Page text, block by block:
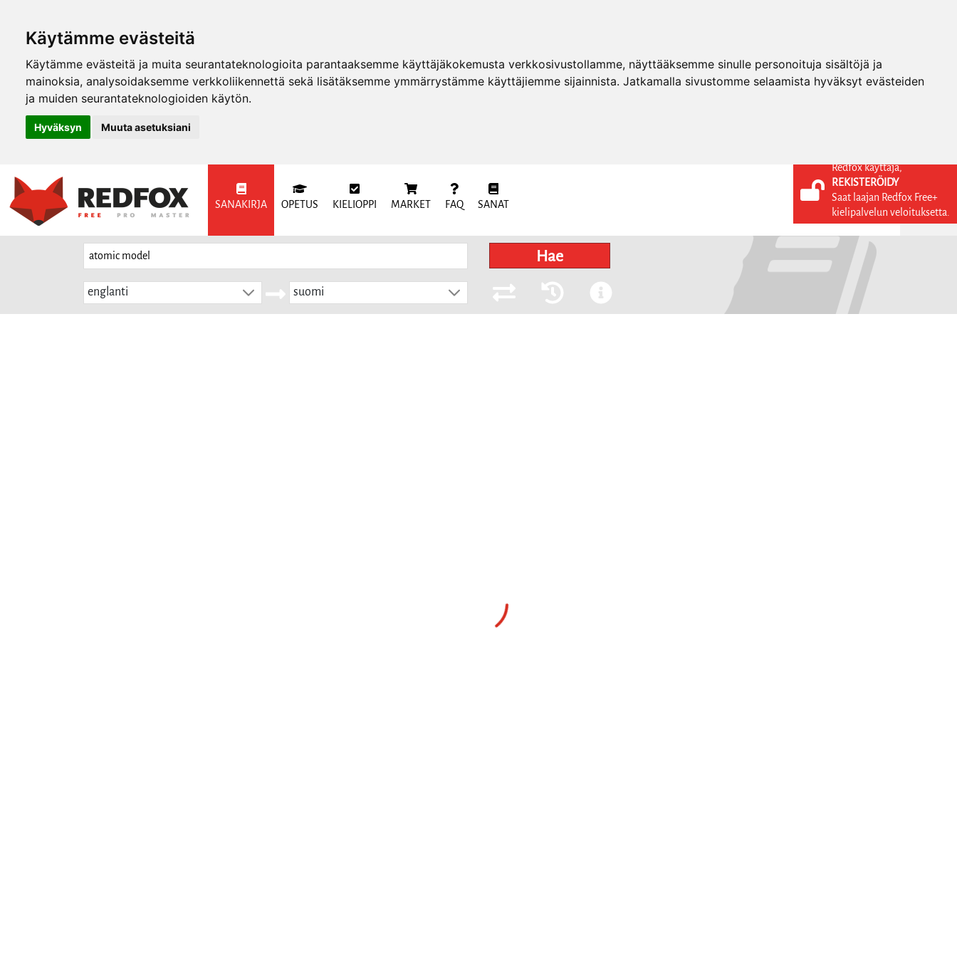
Käytämme evästeitä
Käytämme evästeitä ja muita seurantateknologioita parantaaksemme käyttäjäkokemusta verkkosivustollamme, näyttääksemme sinulle personoituja sisältöjä ja
mainoksia, analysoidaksemme verkkoliikennettä sekä lisätäksemme ymmärrystämme käyttäjiemme sijainnista. Jatkamalla sivustomme selaamista hyväksyt evästeiden
ja muiden seurantateknologioiden käytön.
Hyväksyn Muuta asetuksiani
SANAKIRJA OPETUS KIELIOPPI MARKET FAQ SANAT
KIRJAUDU SISÄÄN
REKISTERÖIDY
FI
Hae
englanti suomi
Redfox käyttäjä,
REKISTERÖIDY
Saat laajan Redfox Free+
kielipalvelun veloituksetta.